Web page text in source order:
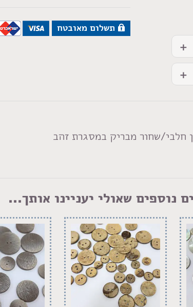
תשלום מאובטח
חלבי/שחור מבריק במסגרת זהב
נוספים שאולי יעניינו אותך...